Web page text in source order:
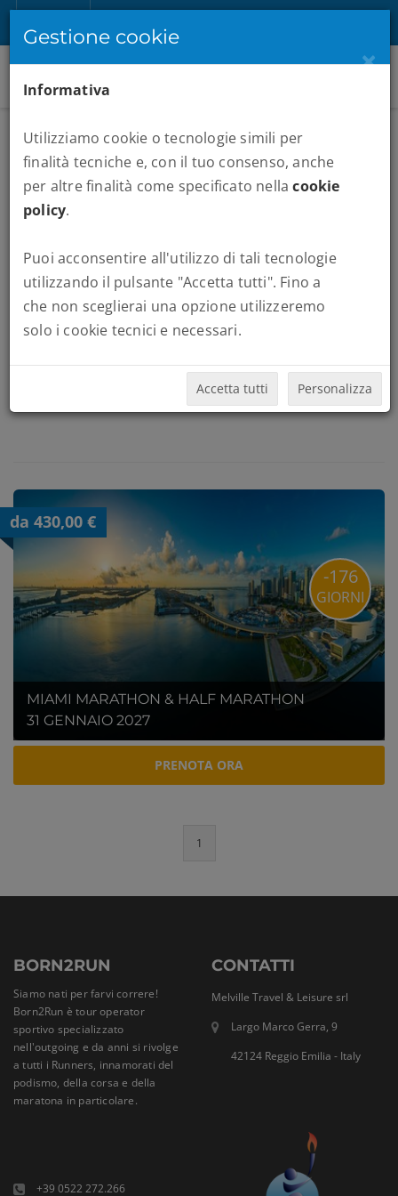
MARATONE :MIAMI HALF MARATHON
Quando vuoi partire:
da 430,00 €
MIAMI MARATHON & HALF MARATHON
31 GENNAIO 2027
-176
GIORNI
PRENOTA ORA
1
BORN2RUN
Siamo nati per farvi correre!
Born2Run è tour operator
sportivo specializzato
nell'outgoing e da anni si rivolge
a tutti i Runners, innamorati del
podismo, della corsa e della
maratona in particolare.
CONTATTI
Melville Travel & Leisure srl
Largo Marco Gerra, 9
42124 Reggio Emilia - Italy
+39 0522 272.266
Gestione cookie
×
Informativa
Utilizziamo cookie o tecnologie simili per
finalità tecniche e, con il tuo consenso, anche
per altre finalità come specificato nellacookie
policy.
Puoi acconsentire all'utilizzo di tali tecnologie
utilizzando il pulsante "Accetta tutti". Fino a
che non sceglierai una opzione utilizzeremo
solo i cookie tecnici e necessari.
Accetta tutti Personalizza